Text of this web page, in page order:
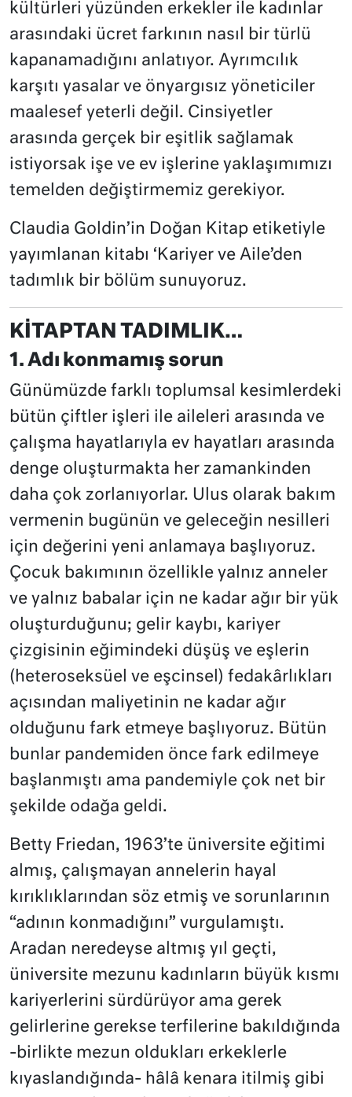
kültürleri yüzünden erkekler ile kadınlar
arasındaki ücret farkının nasıl bir türlü
kapanamadığını anlatıyor. Ayrımcılık
karşıtı yasalar ve önyargısız yöneticiler
maalesef yeterli değil. Cinsiyetler
arasında gerçek bir eşitlik sağlamak
istiyorsak işe ve ev işlerine yaklaşımımızı
temelden değiştirmemiz gerekiyor.
Claudia Goldin’in Doğan Kitap etiketiyle
yayımlanan kitabı ‘Kariyer ve Aile’den
tadımlık bir bölüm sunuyoruz.
KİTAPTAN TADIMLIK…
1. Adı konmamış sorun
Günümüzde farklı toplumsal kesimlerdeki
bütün çiftler işleri ile aileleri arasında ve
çalışma hayatlarıyla ev hayatları arasında
denge oluşturmakta her zamankinden
daha çok zorlanıyorlar. Ulus olarak bakım
vermenin bugünün ve geleceğin nesilleri
için değerini yeni anlamaya başlıyoruz.
Çocuk bakımının özellikle yalnız anneler
ve yalnız babalar için ne kadar ağır bir yük
oluşturduğunu; gelir kaybı, kariyer
çizgisinin eğimindeki düşüş ve eşlerin
(heteroseksüel ve eşcinsel) fedakârlıkları
açısından maliyetinin ne kadar ağır
olduğunu fark etmeye başlıyoruz. Bütün
bunlar pandemiden önce fark edilmeye
başlanmıştı ama pandemiyle çok net bir
şekilde odağa geldi.
Betty Friedan, 1963’te üniversite eğitimi
almış, çalışmayan annelerin hayal
kırıklıklarından söz etmiş ve sorunlarının
“adının konmadığını” vurgulamıştı.
Aradan neredeyse altmış yıl geçti,
üniversite mezunu kadınların büyük kısmı
kariyerlerini sürdürüyor ama gerek
gelirlerine gerekse terfilerine bakıldığında
-birlikte mezun oldukları erkeklerle
kıyaslandığında- hâlâ kenara itilmiş gibi